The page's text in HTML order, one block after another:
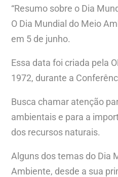
“Resumo sobre o Dia
O Dia Mundial do Meio
em 5 de junho.
Essa data foi criada pela
1972, durante a
Busca chamar atenção
ambientais e para a
dos recursos naturais.
Alguns dos temas do Dia
Ambiente, desde a sua